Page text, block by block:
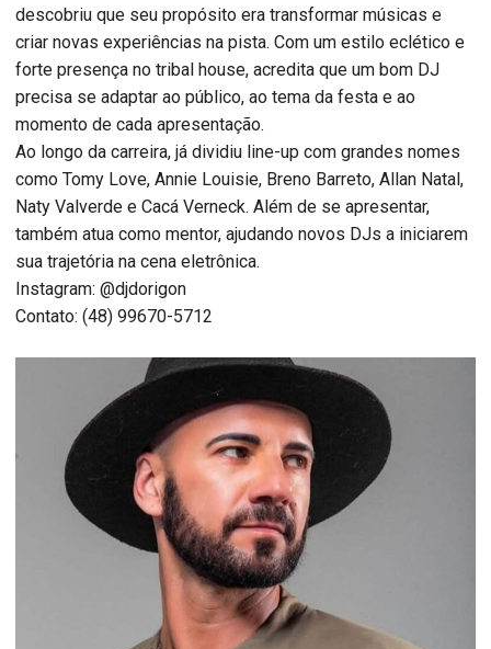
descobriu que seu propósito era transformar músicas e
criar novas experiências na pista. Com um estilo eclético e
forte presença no tribal house, acredita que um bom DJ
precisa se adaptar ao público, ao tema da festa e ao
momento de cada apresentação.
Ao longo da carreira, já dividiu line-up com grandes nomes
como Tomy Love, Annie Louisie, Breno Barreto, Allan Natal,
Naty Valverde e Cacá Verneck. Além de se apresentar,
também atua como mentor, ajudando novos DJs a iniciarem
sua trajetória na cena eletrônica.
Instagram: @djdorigon
Contato: (48) 99670-5712